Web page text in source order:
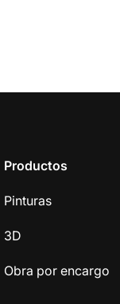
Productos
Pinturas
3D
Obra por encargo